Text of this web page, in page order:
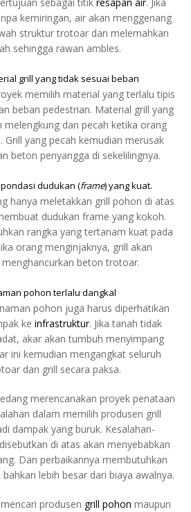
kemiringan, air akan menggenang
struktur trotoar dan melemahkan
sehingga rawan ambles.
grill yang tidak sesuai beban
memilih material yang terlalu tipis
beban pedestrian. Material grill yang
melengkung dan pecah ketika orang
Grill yang pecah kemudian merusak
beton penyangga di sekelilingnya.
dudukan (frame) yang kuat.
hanya meletakkan grill pohon di atas
dudukan frame yang kokoh.
rangka yang tertanam kuat pada
orang menginjaknya, grill akan
beton trotoar.
pohon terlalu dangkal
pohon juga harus diperhatikan
ke infrastruktur. Jika tanah tidak
akar akan tumbuh menyimpang
ini kemudian mengangkat seluruh
dan grill secara paksa.
merencanakan proyek penataan
dalam memilih produsen grill
dampak yang buruk. Kesalahan-
di atas akan menyebabkan
Dan perbaikannya membutuhkan
lebih besar dari biaya awalnya.
produsen grill pohon maupun